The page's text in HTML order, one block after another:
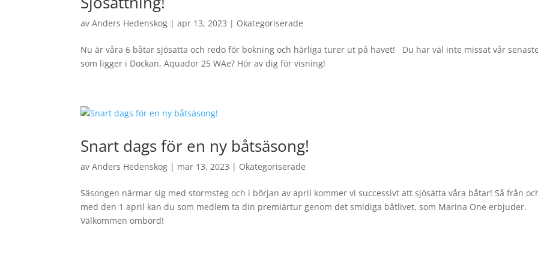
avAnders Hedenskog |apr 13, 2023 | Okategoriserade
Nu är våra 6 båtar sjösatta och redo för bokning och härliga turer ut på havet! Du har väl inte missat vår
som ligger i Dockan, Aquador 25 WAe? Hör av dig för visning!
Snart dags för en ny båtsäsong!
avAnders Hedenskog | mar 13, 2023 | Okategoriserade
Säsongen närmar sig med stormsteg och i början av april kommer vi successivt att sjösätta våra båtar! Så från
med den 1 april kan du som medlem ta din premiärtur genom det smidiga båtlivet, som Marina One erbjuder.
Välkommen ombord!